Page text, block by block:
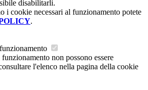
disabilitarli.
i cookie necessari al funzionamento potete
.
non possono essere
l'elenco nella pagina della cookie